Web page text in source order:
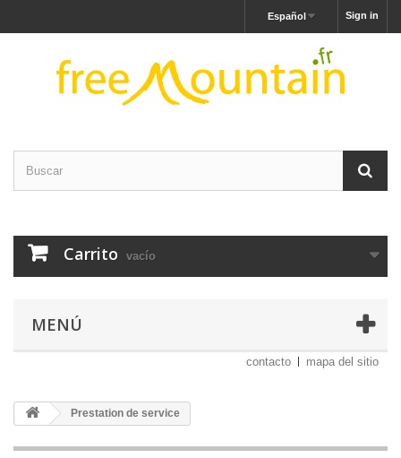
Sign in
Español
Carrito vacío
MENÚ
contacto mapa del sitio
Prestation de service